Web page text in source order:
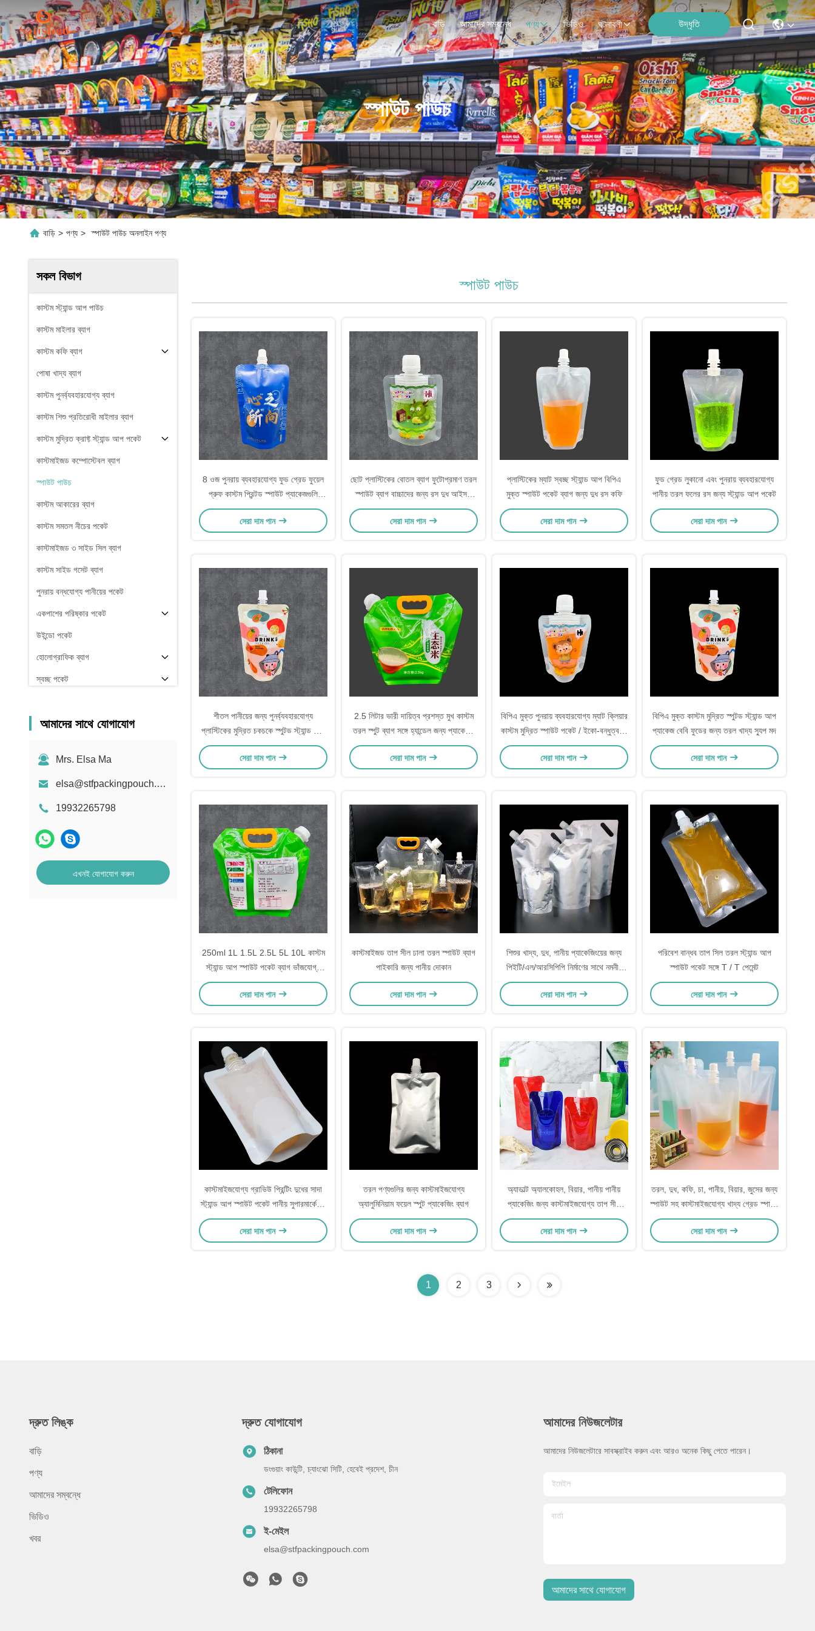
বাড়ি আমাদের সম্বন্ধে পণ্য ভিডিও ঘটনাবলী উদ্ধৃতি
স্পাউট পাউচ
বাড়ি > পণ্য > স্পাউট পাউচ অনলাইন পণ্য
সকল বিভাগ
কাস্টম স্ট্যান্ড আপ পাউচ
কাস্টম মাইলার ব্যাগ
কাস্টম কফি ব্যাগ
পোষা খাদ্য ব্যাগ
কাস্টম পুনর্ব্যবহারযোগ্য ব্যাগ
কাস্টম শিশু প্রতিরোধী মাইলার ব্যাগ
কাস্টম মুদ্রিত ক্রাফ্ট স্ট্যান্ড আপ পকেট
কাস্টমাইজড কম্পোস্টেবল ব্যাগ
স্পাউট পাউচ
কাস্টম আকারের ব্যাগ
কাস্টম সমতল নীচের পকেট
কাস্টমাইজড ৩ সাইড সিল ব্যাগ
কাস্টম সাইড গসেট ব্যাগ
পুনরায় বন্ধযোগ্য পানীয়ের পকেট
একপাশের পরিষ্কার পকেট
উইন্ডো পকেট
হোলোগ্রাফিক ব্যাগ
স্বচ্ছ পকেট
আমাদের সাথে যোগাযোগ
Mrs. Elsa Ma
elsa@stfpackingpouch.com
19932265798
এখনই যোগাযোগ করুন
স্পাউট পাউচ
8 ওজ পুনরায় ব্যবহারযোগ্য ফুড গ্রেড ফুয়েল
প্রুফ কাস্টম প্রিন্টড স্পাউট প্যাকেজগুলি
পানীয়ের জন্য ক্যাপ ক্যাপ সহ তরল প্যাকেজিং
সেরা দাম পান
ছোট প্লাস্টিকের বোতল ব্যাগ ফুটোপ্রমাণ তরল
স্পাউট ব্যাগ বাচ্চাদের জন্য রস দুধ আইসড
পানীয়
সেরা দাম পান
প্লাস্টিকের ম্যাট স্বচ্ছ স্ট্যান্ড আপ বিপিএ
মুক্ত স্পাউট পকেট ব্যাগ জন্য দুধ রস কফি
সেরা দাম পান
ফুড গ্রেড লুকানো এবং পুনরায় ব্যবহারযোগ্য
পানীয় তরল ফলের রস জন্য স্ট্যান্ড আপ পকেট
সেরা দাম পান
শীতল পানীয়ের জন্য পুনর্ব্যবহারযোগ্য
প্লাস্টিকের মুদ্রিত চকচকে স্পুটড স্ট্যান্ড আপ
প্যাকেজ প্যাকেজিং
সেরা দাম পান
2.5 লিটার ভারী দায়িত্ব প্রশস্ত মুখ কাস্টম
তরল স্পুট ব্যাগ সঙ্গে হ্যান্ডেল জন্য প্যাকেজিং
পানীয়
সেরা দাম পান
বিপিএ মুক্ত পুনরায় ব্যবহারযোগ্য ম্যাট ক্লিয়ার
কাস্টম মুদ্রিত স্পাউট পকেট / ইকো-বন্ধুত্বপূর্ণ
স্পাউট পকেট
সেরা দাম পান
বিপিএ মুক্ত কাস্টম মুদ্রিত স্পুটড স্ট্যান্ড আপ
প্যাকেজ বেবি ফুডের জন্য তরল খাদ্য স্যুপ মদ
সেরা দাম পান
250ml 1L 1.5L 2.5L 5L 10L কাস্টম
স্ট্যান্ড আপ স্পাউট পকেট ব্যাগ ভাঁজযোগ্য
বহিরঙ্গন সঞ্চয় পানীয় ব্যাগ
সেরা দাম পান
কাস্টমাইজড তাপ সীল ঢালা তরল স্পাউট ব্যাগ
পাইকারি জন্য পানীয় দোকান
সেরা দাম পান
শিশুর খাদ্য, দুধ, পানীয় প্যাকেজিংয়ের জন্য
পিইটি/এল/আরসিপিপি নির্মাণের সাথে নমনীয়
তরল স্ট্যান্ড আপ স্পুট প্যাকেজ
সেরা দাম পান
পরিবেশ বান্ধব তাপ সিল তরল স্ট্যান্ড আপ
স্পাউট পকেট সঙ্গে T / T পেমেন্ট
সেরা দাম পান
কাস্টমাইজযোগ্য গ্রাভিউ প্রিন্টিং দুধের সাদা
স্ট্যান্ড আপ স্পাউট পকেট পানীয় সুপারমার্কেটের
জন্য
সেরা দাম পান
তরল পণ্যগুলির জন্য কাস্টমাইজযোগ্য
অ্যালুমিনিয়াম ফয়েল স্পুট প্যাকেজিং ব্যাগ
সেরা দাম পান
অ্যাডাল্ট অ্যালকোহল, বিয়ার, পানীয় পানীয়
প্যাকেজিং জন্য কাস্টমাইজযোগ্য তাপ সীল
স্ট্যান্ড আপ স্পাউট পকেট
সেরা দাম পান
তরল, দুধ, কফি, চা, পানীয়, বিয়ার, জুসের জন্য
স্পাউট সহ কাস্টমাইজযোগ্য খাদ্য গ্রেড স্পাউট
ব্যাগ
সেরা দাম পান
1 2 3
দ্রুত লিঙ্ক
বাড়ি
পণ্য
আমাদের সম্বন্ধে
ভিডিও
খবর
দ্রুত যোগাযোগ
ঠিকানা
ডংগুয়াং কাউন্টি, চ্যাংঝো সিটি, হেবেই প্রদেশ, চীন
টেলিফোন
19932265798
ই-মেইল
elsa@stfpackingpouch.com
আমাদের নিউজলেটার
আমাদের নিউজলেটারে সাবস্ক্রাইব করুন এবং আরও অনেক কিছু পেতে পারেন।
আমাদের সাথে যোগাযোগ